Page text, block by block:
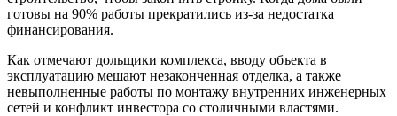
готовы на 90% работы прекратились из-за недостатка
финансирования.
Как отмечают дольщики комплекса, вводу объекта в
эксплуатацию мешают незаконченная отделка, а также
невыполненные работы по монтажу внутренних инженерных
сетей и конфликт инвестора со столичными властями.